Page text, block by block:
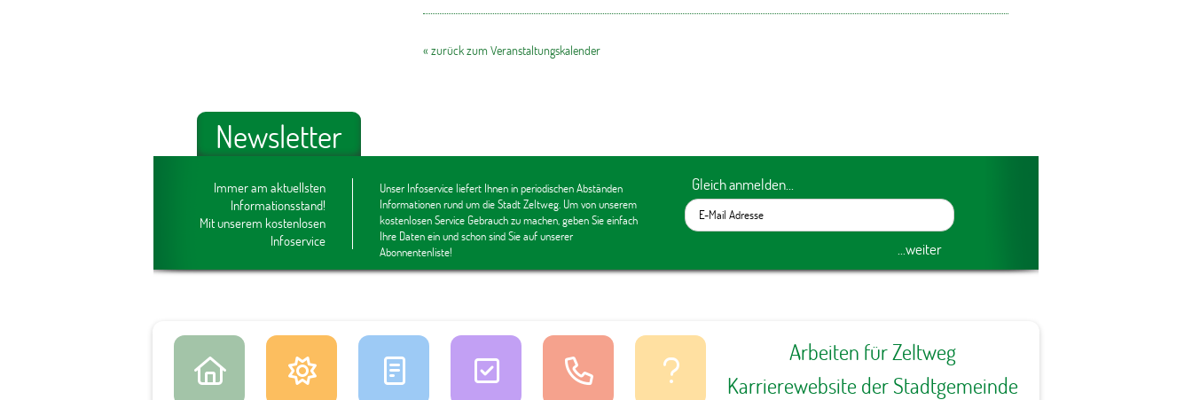
« zurück zum Veranstaltungskalender
Newsletter
Immer am aktuellsten
Informationsstand!
Mit unserem kostenlosen
Infoservice
Unser Infoservice liefert Ihnen in periodischen Abständen
Informationen rund um die Stadt Zeltweg. Um von unserem
kostenlosen Service Gebrauch zu machen, geben Sie einfach
Ihre Daten ein und schon sind Sie auf unserer
Abonnentenliste!
Gleich anmelden...
Arbeiten für Zeltweg
Karrierewebsite der Stadtgemeinde